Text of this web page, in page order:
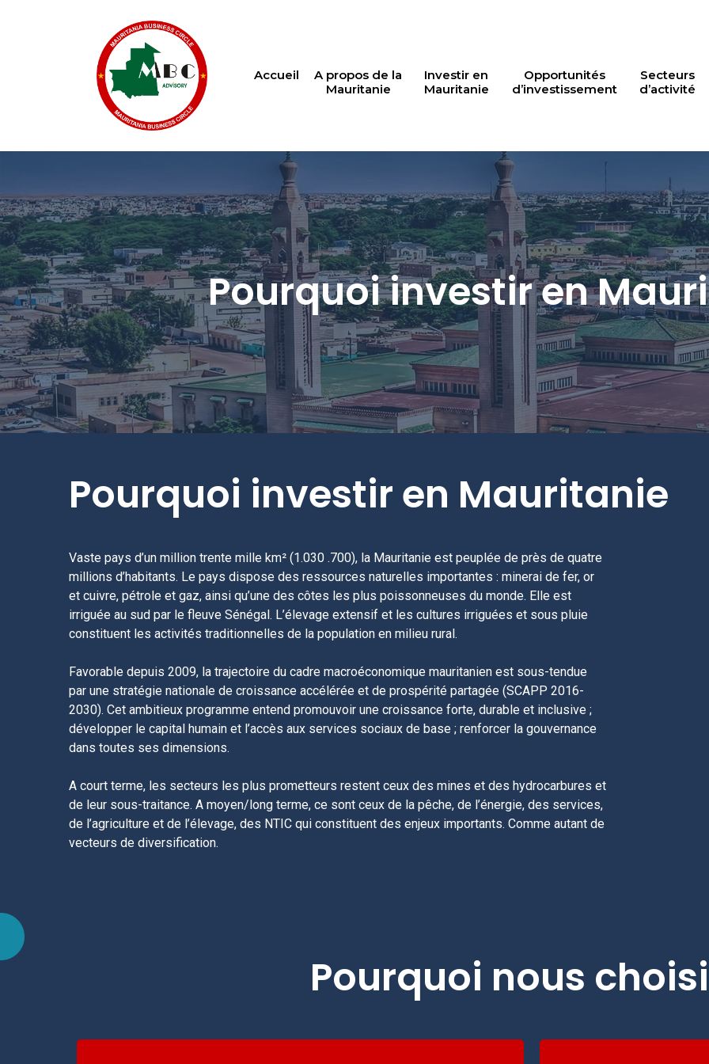
Accueil
A propos de la
Mauritanie
Investir en
Mauritanie
Opportunités
d’investissement
Secteurs
d’activité
Pourquoi investir en
Pourquoi investir en Mauritanie
Vaste pays d’un million trente mille km² (1.030 .700), la Mauritanie est peuplée de près de quatre
millions d’habitants. Le pays dispose des ressources naturelles importantes : minerai de fer, or
et cuivre, pétrole et gaz, ainsi qu’une des côtes les plus poissonneuses du monde. Elle est
irriguée au sud par le fleuve Sénégal. L’élevage extensif et les cultures irriguées et sous pluie
constituent les activités traditionnelles de la population en milieu rural.
Favorable depuis 2009, la trajectoire du cadre macroéconomique mauritanien est sous-tendue
par une stratégie nationale de croissance accélérée et de prospérité partagée (SCAPP 2016-
2030). Cet ambitieux programme entend promouvoir une croissance forte, durable et inclusive ;
développer le capital humain et l’accès aux services sociaux de base ; renforcer la gouvernance
dans toutes ses dimensions.
A court terme, les secteurs les plus prometteurs restent ceux des mines et des hydrocarbures et
de leur sous-traitance. A moyen/long terme, ce sont ceux de la pêche, de l’énergie, des services,
de l’agriculture et de l’élevage, des NTIC qui constituent des enjeux importants. Comme autant de
vecteurs de diversification.
Pourquoi nous